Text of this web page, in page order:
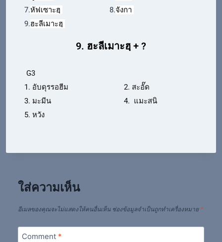
7.หัฟเซาะฮฺ 8.จังกา
9.ฮะลีเมาะฮฺ
9. ฮะลีเมาะฮฺ + ?
G3
1. อับดุรรอฮีม
2. สะอั๊ด
3. มะมีน
4. แมะสนิ
5. หวัง
ใส่ความเห็น
อีเมลของคุณจะไม่แสดงให้คนอื่นเห็น ช่องข้อมูลจำเป็นถูกทำเครื่องหมาย *
Comment *